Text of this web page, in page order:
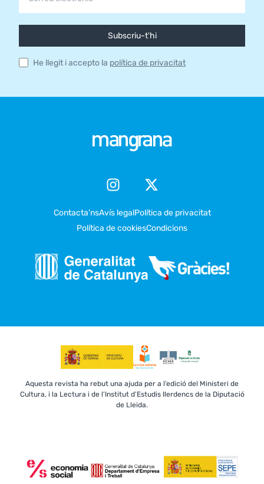
Subscriu-t'hi
He llegit i accepto la política de privacitat
Contacta’nsAvís legalPolítica de privacitat
Política de cookiesCondicions
Aquesta revista ha rebut una ajuda per a l’edició del Ministeri de
Cultura, i la Lectura i de l’Institut d’Estudis Ilerdencs de la Diputació
de Lleida.